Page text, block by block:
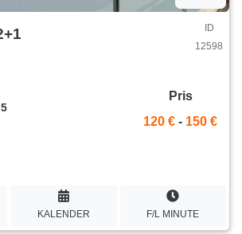
ID
12598
5
Pris
120 € - 150 €
KALENDER F/L MINUTE